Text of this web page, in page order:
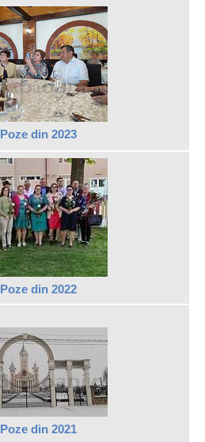
Poze din 2023
Poze din 2022
Poze din 2021